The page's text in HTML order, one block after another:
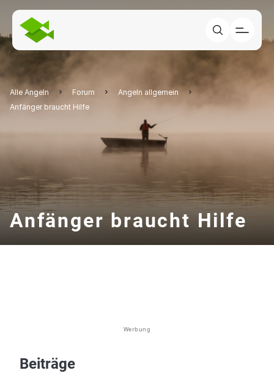
Alle Angeln Forum
Angeln allgemein
Anfänger braucht Hilfe
Anfänger braucht Hilfe
Werbung
Beiträge